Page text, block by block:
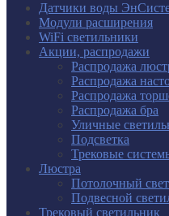
Датчики воды
Модули расширения
WiFi светильники
Акции, распродажи
Распродажа
Распродажа
Распродажа
Распродажа бра
Уличные
Подсветка
Трековые
Люстра
Потолочный
Подвесной
Трековый светильник